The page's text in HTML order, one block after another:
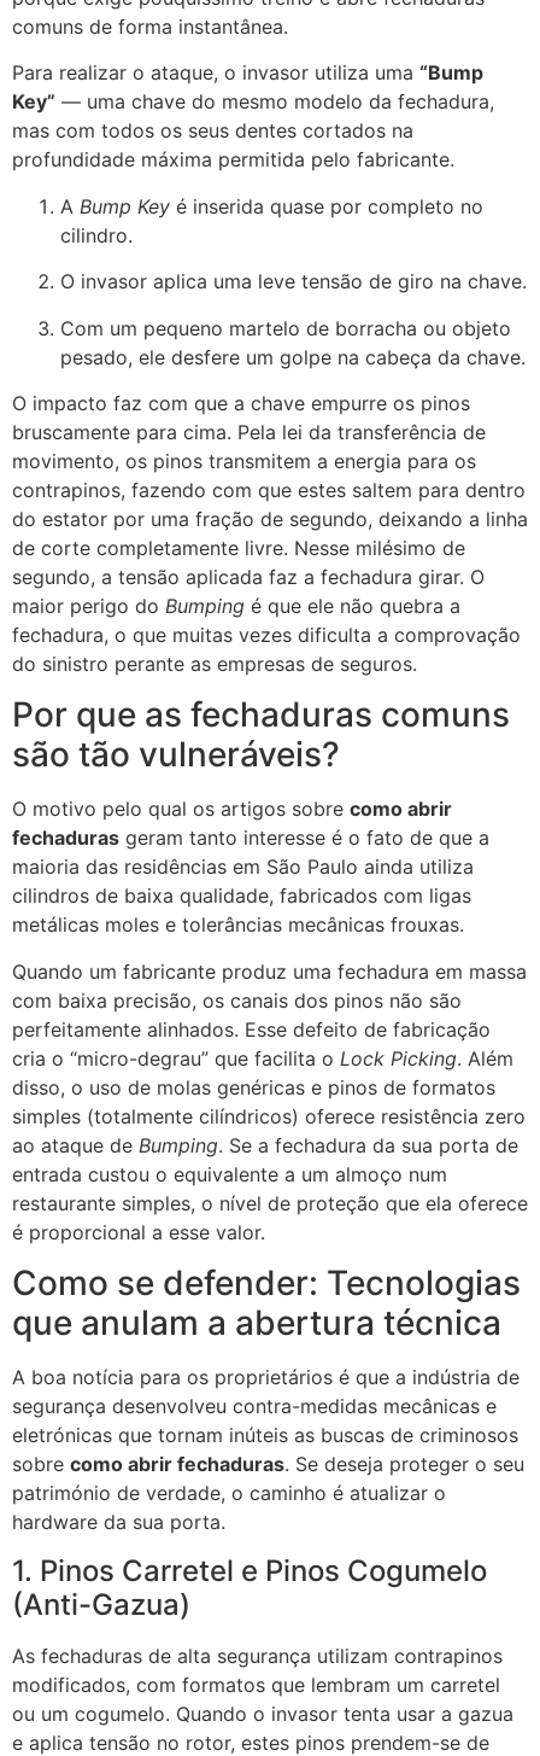
comuns de forma instantânea.
Para realizar o ataque, o invasor utiliza uma “Bump
Key” — uma chave do mesmo modelo da fechadura,
mas com todos os seus dentes cortados na
profundidade máxima permitida pelo fabricante.
A Bump Key é inserida quase por completo no
cilindro.
O invasor aplica uma leve tensão de giro na chave.
Com um pequeno martelo de borracha ou objeto
pesado, ele desfere um golpe na cabeça da chave.
O impacto faz com que a chave empurre os pinos
bruscamente para cima. Pela lei da transferência de
movimento, os pinos transmitem a energia para os
contrapinos, fazendo com que estes saltem para dentro
do estator por uma fração de segundo, deixando a linha
de corte completamente livre. Nesse milésimo de
segundo, a tensão aplicada faz a fechadura girar. O
maior perigo do Bumping é que ele não quebra a
fechadura, o que muitas vezes dificulta a comprovação
do sinistro perante as empresas de seguros.
Por que as fechaduras comuns
são tão vulneráveis?
O motivo pelo qual os artigos sobre como abrir
fechaduras geram tanto interesse é o fato de que a
maioria das residências em São Paulo ainda utiliza
cilindros de baixa qualidade, fabricados com ligas
metálicas moles e tolerâncias mecânicas frouxas.
Quando um fabricante produz uma fechadura em massa
com baixa precisão, os canais dos pinos não são
perfeitamente alinhados. Esse defeito de fabricação
cria o “micro-degrau” que facilita o Lock Picking. Além
disso, o uso de molas genéricas e pinos de formatos
simples (totalmente cilíndricos) oferece resistência zero
ao ataque de Bumping. Se a fechadura da sua porta de
entrada custou o equivalente a um almoço num
restaurante simples, o nível de proteção que ela oferece
é proporcional a esse valor.
Como se defender: Tecnologias
que anulam a abertura técnica
A boa notícia para os proprietários é que a indústria de
segurança desenvolveu contra-medidas mecânicas e
eletrónicas que tornam inúteis as buscas de criminosos
sobre como abrir fechaduras. Se deseja proteger o seu
património de verdade, o caminho é atualizar o
hardware da sua porta.
1. Pinos Carretel e Pinos Cogumelo
(Anti-Gazua)
As fechaduras de alta segurança utilizam contrapinos
modificados, com formatos que lembram um carretel
ou um cogumelo. Quando o invasor tenta usar a gazua
e aplica tensão no rotor, estes pinos prendem-se de